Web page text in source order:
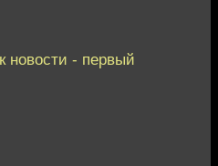
новости - первый